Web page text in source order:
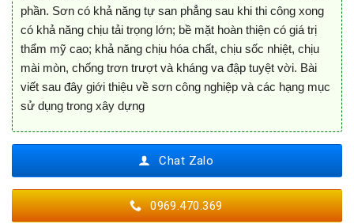
phần. Sơn có khả năng tự san phẳng sau khi thi công xong
có khả năng chịu tải trọng lớn; bề mặt hoàn thiện có giá trị
thẩm mỹ cao; khả năng chịu hóa chất, chịu sốc nhiệt, chịu
mài mòn, chống trơn trượt và kháng va đập tuyệt vời. Bài
viết sau đây giới thiệu về sơn công nghiệp và các hạng mục
sử dụng trong xây dựng
Chat Zalo
0969.470.369